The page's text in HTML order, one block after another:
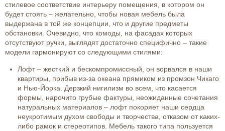
стилевое соответствие интерьеру помещения, в котором он
будет стоять – желательно, чтобы новая мебель была
выдержана в той же концепции, что и другие предметы
обстановки. Очевидно, что комоды, на фасадах которых
отсутствуют ручки, выглядят достаточно специфично – такие
модели гармонируют со следующими стилями:
Лофт – жесткий и бескомпромиссный, он ворвался в наши
квартиры, прибыв из-за океана прямиком из промзон Чикаго
и Нью-Йорка. Дерзкий нигилизм во всем, что касается
формы, нарочито грубые фактуры, неожиданные сочетания
натуральных материалов – лофт покоряет наши сердца
неукротимым духом свободы и творчества, отказом от каких-
либо рамок и стереотипов. Мебель такого типа пользуется